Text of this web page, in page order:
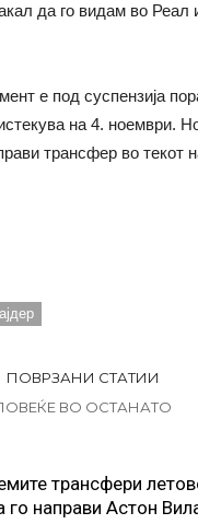
да го видам во Реал
е под суспензија
на 4. ноември.
трансфер во текот
ПОВРЗАНИ СТАТИИ
ВО ОСТАНАТО
трансфери
направи Астон